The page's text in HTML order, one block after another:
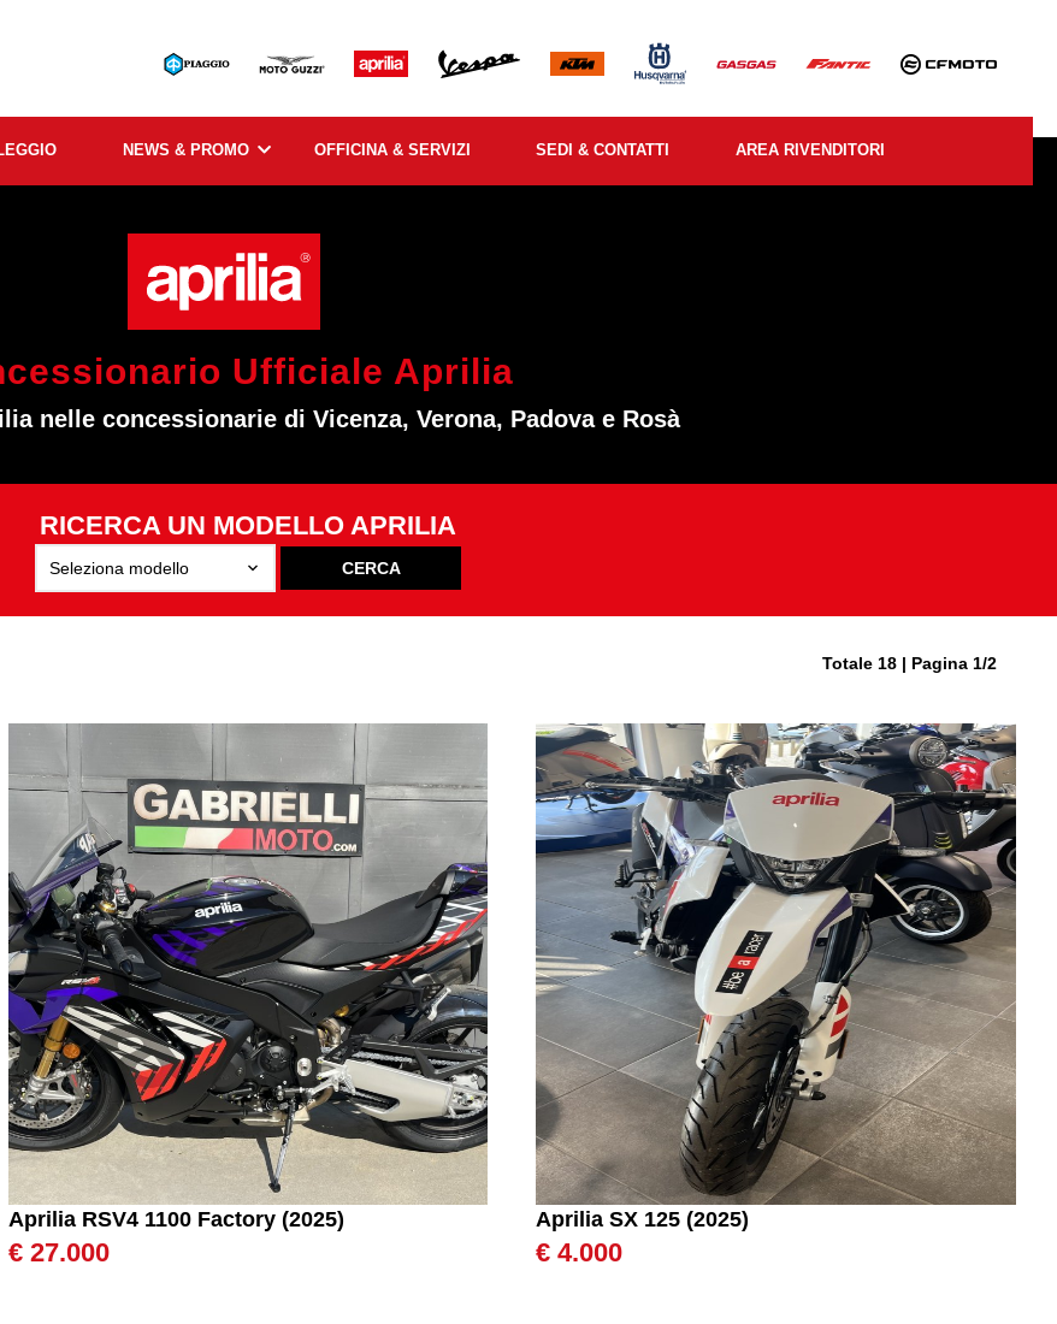
NEWS & PROMO OFFICINA & SERVIZI SEDI & CONTATTI AREA RIVENDITORI
Ufficiale Aprilia
nelle concessionarie di Vicenza, Verona, Padova e Rosà
RICERCA UN MODELLO APRILIA
Totale 18 | Pagina 1/2
Aprilia RSV4 1100 Factory (2025)
€ 27.000
Aprilia SX 125 (2025)
€ 4.000